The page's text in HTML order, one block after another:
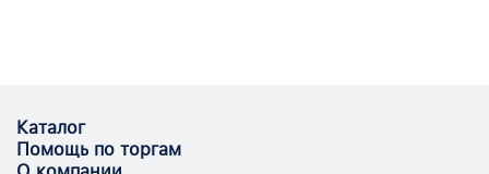
Каталог
Помощь по торгам